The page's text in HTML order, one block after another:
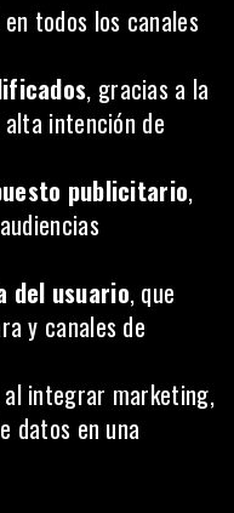
en todos los canales
, gracias a la
intención de
publicitario,
del usuario, que
y canales de
al integrar marketing,
datos en una